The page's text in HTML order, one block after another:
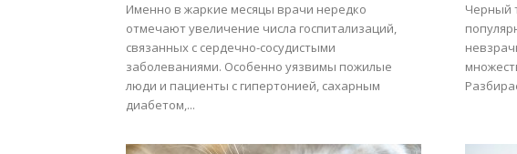
Именно в жаркие месяцы врачи нередко
отмечают увеличение числа госпитализаций,
связанных с сердечно-сосудистыми
заболеваниями. Особенно уязвимы пожилые
люди и пациенты с гипертонией, сахарным
диабетом,...
Черный